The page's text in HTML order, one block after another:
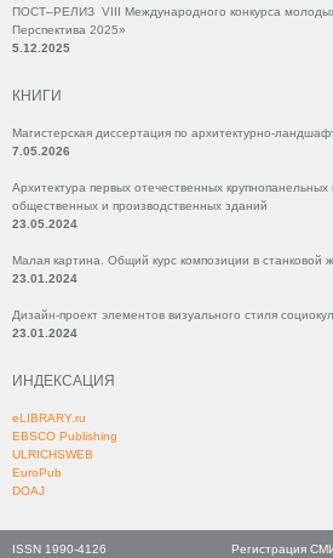
ПОСТ–РЕЛИЗ VIII Международного конкурса
Перспектива 2025»
5.12.2025
КНИГИ
Магистерская диссертация по архитектурно-
7.05.2026
Архитектура первых отечественных
общественных и производственных зданий
23.05.2024
Малая картина. Общий курс композиции в станковой
23.01.2024
Дизайн-проект элементов визуального стиля
23.01.2024
ИНДЕКСАЦИЯ
eLIBRARY.ru
EBSCO Publishing
ULRICHSWEB
EuroPub
DOAJ
ISSN 1990-4126
Регистрация